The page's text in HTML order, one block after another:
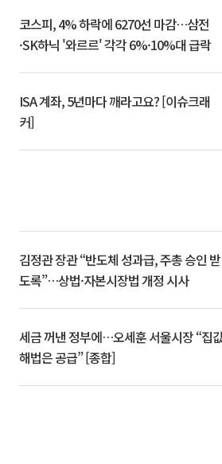
코스피, 4% 하락에 6270선 마감…삼전
·SK하닉 '와르르' 각각 6%·10%대 급락
ISA 계좌, 5년마다 깨라고요? [이슈크래
커]
김정관 장관 “반도체 성과급, 주총 승인 받
도록”…상법·자본시장법 개정 시사
세금 꺼낸 정부에…오세훈 서울시장 “집
해법은 공급” [종합]